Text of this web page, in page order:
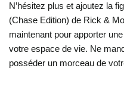
N’hésitez plus et ajoutez la
(Chase Edition) de Rick &
maintenant pour apporter
votre espace de vie. Ne
posséder un morceau de